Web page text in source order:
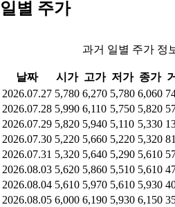
일별 주가
과거 일별 주가 정
날짜 시가 고가 저가 종가
2026.07.27 5,780 6,270 5,780 6,060
2026.07.28 5,990 6,110 5,750 5,820
2026.07.29 5,820 5,940 5,110 5,330
2026.07.30 5,220 5,660 5,220 5,320
2026.07.31 5,320 5,640 5,290 5,610
2026.08.03 5,620 5,860 5,510 5,610
2026.08.04 5,610 5,970 5,610 5,930
2026.08.05 6,000 6,190 5,930 6,150